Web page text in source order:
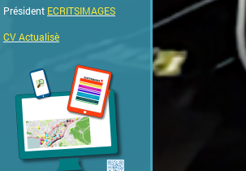
Président ECRITSIMAGES
CV Actualisè